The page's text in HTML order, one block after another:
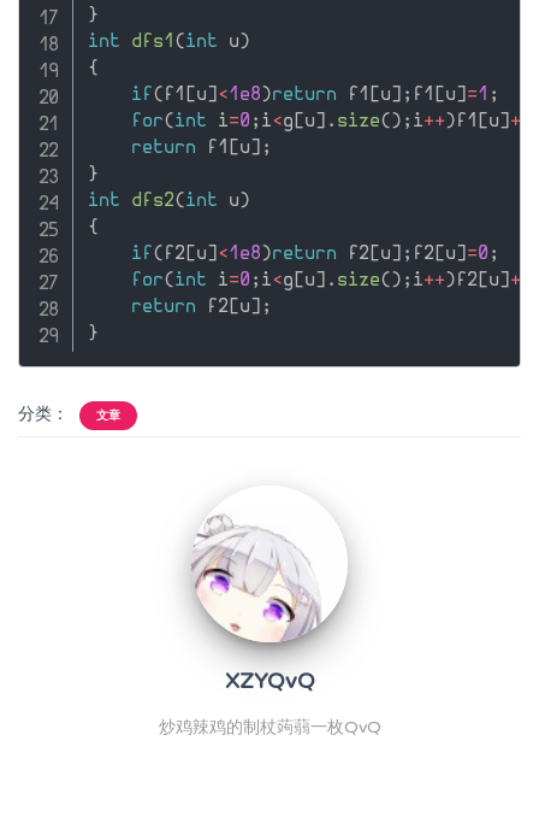
}
int
dfs1 (int u)
{
if ( f1 [u] <1e8)return f1 [u] ; f1 [u] =1 ;
for(int i=0 ; i<g [u] . size() ; i++) f1 [u] +
return f1 [u] ;
}
int
dfs2(int u)
{
if ( f2 [u] <1e8)return f2 [u] ; f2 [u] =0 ;
for(int i=0 ; i<g [u] . size() ; i++) f2 [u] +
return f2 [u] ;
}
分类： 文章
XZYQvQ
炒鸡辣鸡的制杖蒟蒻一枚QvQ